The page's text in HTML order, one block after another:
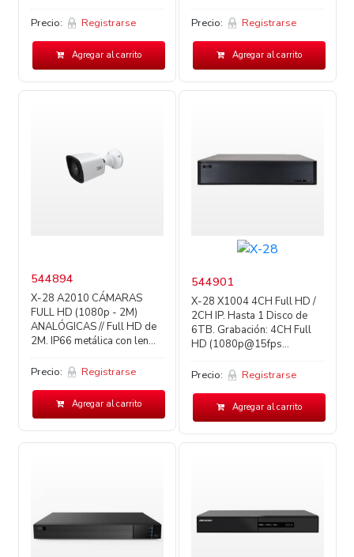
Precio: Registrarse
Agregar al carrito
Precio: Registrarse
Agregar al carrito
544894
X-28 A2010 CÁMARAS
FULL HD (1080p - 2M)
ANALÓGICAS // Full HD de
2M. IP66 metálica con len...
Precio: Registrarse
Agregar al carrito
544901
X-28 X1004 4CH Full HD /
2CH IP. Hasta 1 Disco de
6TB. Grabación: 4CH Full
HD (1080p@15fps...
Precio: Registrarse
Agregar al carrito